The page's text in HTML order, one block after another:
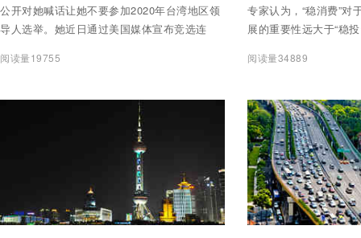
公开对她喊话让她不要参加2020年台湾地区领
导人选举。她近日通过美国媒体宣布竞选连
阅读量19755
专家认为，“稳消费”对
展的重要性远大于“稳
中国经济行稳致远的
阅读量34889